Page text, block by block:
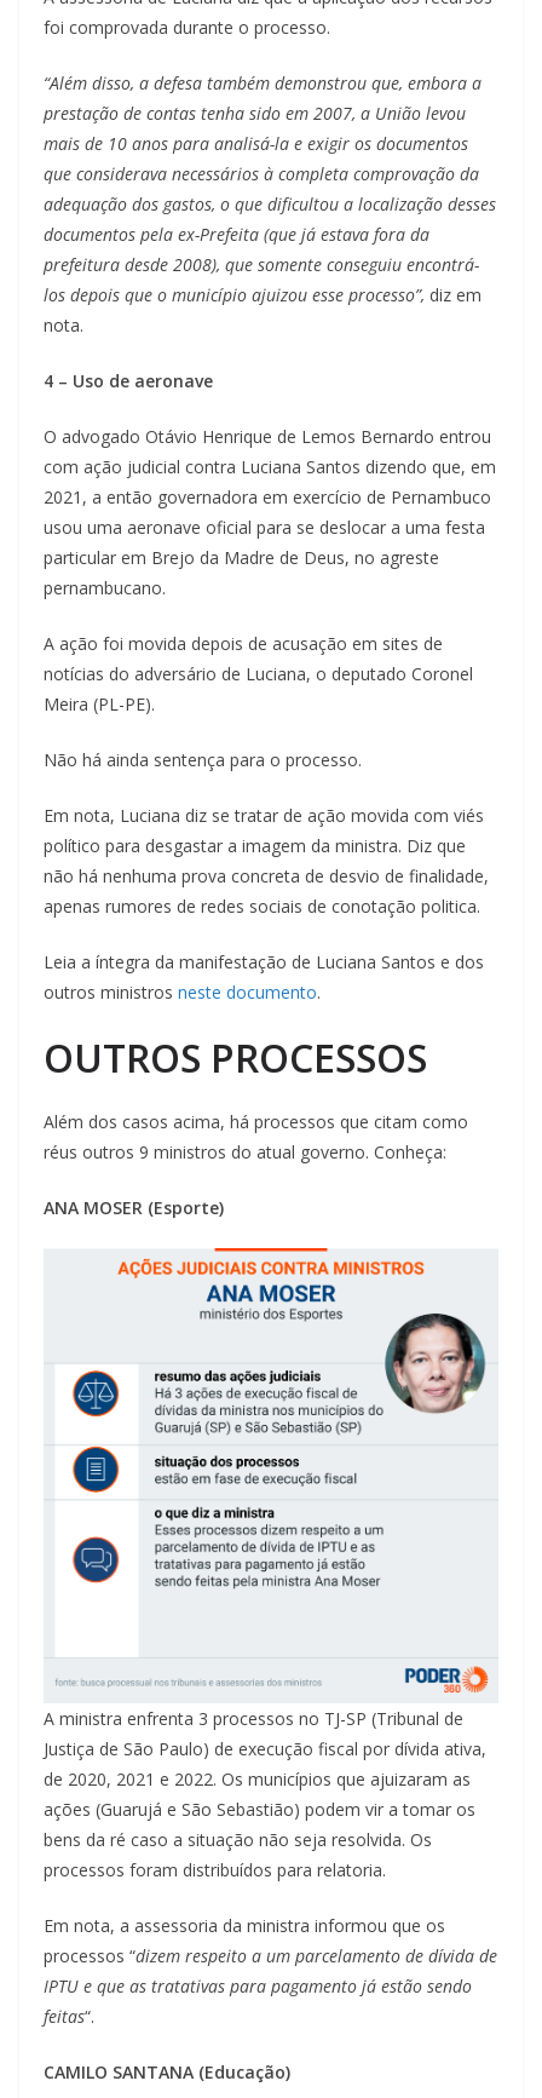
foi comprovada durante o processo.
“Além disso, a defesa também demonstrou que, embora a
prestação de contas tenha sido em 2007, a União levou
mais de 10 anos para analisá-la e exigir os documentos
que considerava necessários à completa comprovação da
adequação dos gastos, o que dificultou a localização desses
documentos pela ex-Prefeita (que já estava fora da
prefeitura desde 2008), que somente conseguiu encontrá-
los depois que o município ajuizou esse processo”, diz em
nota.
4 – Uso de aeronave
O advogado Otávio Henrique de Lemos Bernardo entrou
com ação judicial contra Luciana Santos dizendo que, em
2021, a então governadora em exercício de Pernambuco
usou uma aeronave oficial para se deslocar a uma festa
particular em Brejo da Madre de Deus, no agreste
pernambucano.
A ação foi movida depois de acusação em sites de
notícias do adversário de Luciana, o deputado Coronel
Meira (PL-PE).
Não há ainda sentença para o processo.
Em nota, Luciana diz se tratar de ação movida com viés
político para desgastar a imagem da ministra. Diz que
não há nenhuma prova concreta de desvio de finalidade,
apenas rumores de redes sociais de conotação politica.
Leia a íntegra da manifestação de Luciana Santos e dos
outros ministros neste documento.
OUTROS PROCESSOS
Além dos casos acima, há processos que citam como
réus outros 9 ministros do atual governo. Conheça:
ANA MOSER (Esporte)
A ministra enfrenta 3 processos no TJ-SP (Tribunal de
Justiça de São Paulo) de execução fiscal por dívida ativa,
de 2020, 2021 e 2022. Os municípios que ajuizaram as
ações (Guarujá e São Sebastião) podem vir a tomar os
bens da ré caso a situação não seja resolvida. Os
processos foram distribuídos para relatoria.
Em nota, a assessoria da ministra informou que os
processos “dizem respeito a um parcelamento de dívida de
IPTU e que as tratativas para pagamento já estão sendo
feitas“.
CAMILO SANTANA (Educação)